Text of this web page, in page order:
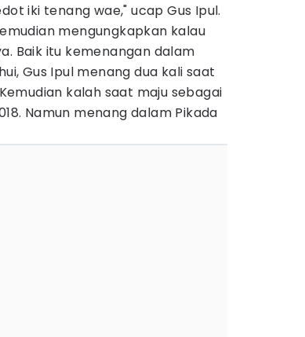
iki tenang wae," ucap Gus Ipul.
mengungkapkan kalau
Baik itu kemenangan dalam
Gus Ipul menang dua kali saat
kalah saat maju sebagai
Namun menang dalam Pikada